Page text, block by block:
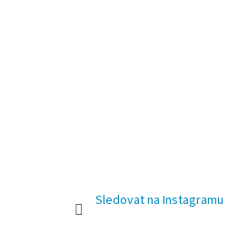
Sledovat na Instagramu